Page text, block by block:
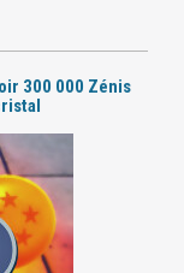
300 000 Zénis